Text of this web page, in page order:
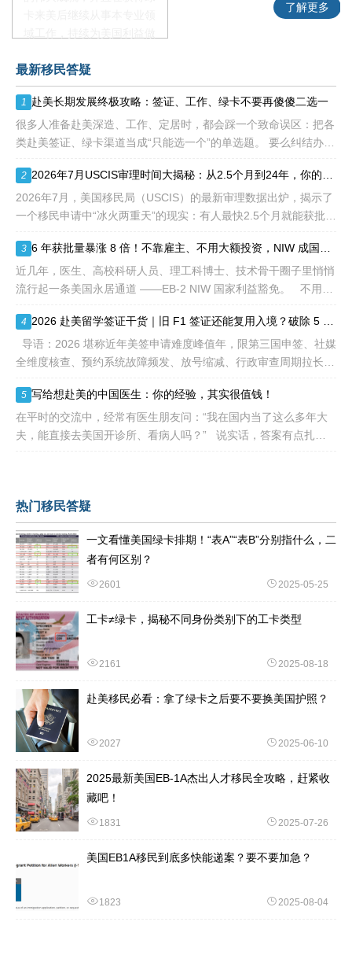
额占全球移民签证配额的
28.6%，即大约4万个移民
签证，都会用于满足"优
先"移民类别的申请。EB1A
不需要雇主支持、不用办理
等的限制，所以也愈来愈受
到中国杰出人才的青睐。
了解更多
最新移民答疑
1
赴美长期发展终极攻略：签证、工作、绿卡不要再傻傻二选一
很多人准备赴美深造、工作、定居时，都会踩一个致命误区：把各
类赴美签证、绿卡渠道当成“只能选一个”的单选题。 要么纠结办哪
突、白白浪费几年
2
2026年7月，美国移民局（USCIS）的最新审理数据出炉，揭示了
一个移民申请中“冰火两重天”的现实：有人最快2.5个月就能获批，
一
3
近几年，医生、高校科研人员、理工科博士、技术骨干圈子里悄悄
流行起一条美国永居通道 ——EB-2 NIW 国家利益豁免。 不用提
4
全维度核查、预约系统故障频发、放号缩减、行政审查周期拉长，
5 写给想赴美的中国医生：你的经验，其实很值钱！
在平时的交流中，经常有医生朋友问：“我在国内当了这么多年大
夫，能直接去美国开诊所、看病人吗？” 说实话，答案有点扎
热门移民答疑
一文看懂美国绿卡排期！“表A”“表B”分别指什么，二
者有何区别？
2601 2025-05-25
工卡≠绿卡，揭秘不同身份类别下的工卡类型
2161 2025-08-18
赴美移民必看：拿了绿卡之后要不要换美国护照？
2027 2025-06-10
2025最新美国EB-1A杰出人才移民全攻略，赶紧收
藏吧！
1831 2025-07-26
美国EB1A移民到底多快能递案？要不要加急？
1823 2025-08-04